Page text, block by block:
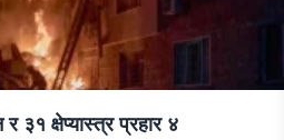
३१ क्षेप्यास्त्र प्रहार ४